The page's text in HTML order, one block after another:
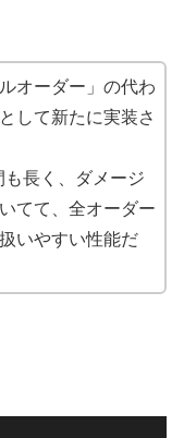
オーダー」の代わ
して新たに実装さ
長く、ダメージ
てて、全オーダー
いやすい性能だ